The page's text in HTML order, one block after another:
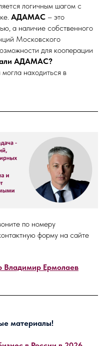
логичным шагом с
АДАМАС – это
а наличие собственного
Московского
для кооперации
АДАМАС?
находиться в
по номеру
форму на сайте
Владимир Ермолаев
материалы!